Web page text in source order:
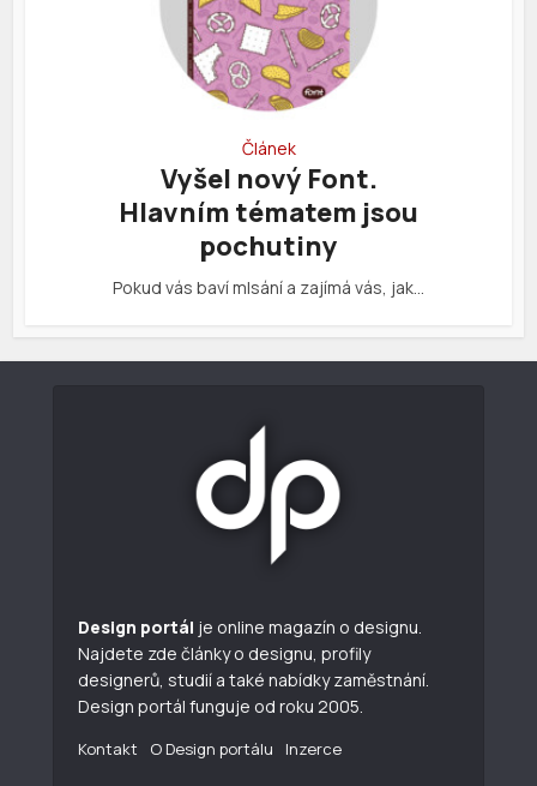
Článek
Vyšel nový Font.
Hlavním tématem jsou
pochutiny
Pokud vás baví mlsání a zajímá vás, jak…
Design portál je online magazín o designu.
Najdete zde články o designu, profily
designerů, studií a také nabídky zaměstnání.
Design portál funguje od roku 2005.
Kontakt O Design portálu Inzerce